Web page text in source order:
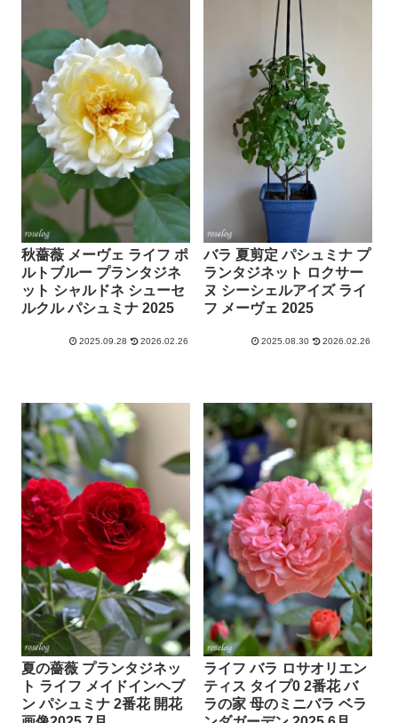
秋薔薇 メーヴェ ライフ ポ
ルトブルー プランタジネ
ット シャルドネ シューセ
ルクル パシュミナ 2025
2025.09.28 2026.02.26
バラ 夏剪定 パシュミナ プ
ランタジネット ロクサー
ヌ シーシェルアイズ ライ
フ メーヴェ 2025
2025.08.30 2026.02.26
夏の薔薇 プランタジネッ
ト ライフ メイドインヘブ
ン パシュミナ 2番花 開花
ライフ バラ ロサオリエン
ティス タイプ0 2番花 バ
ラの家 母のミニバラ ベラ